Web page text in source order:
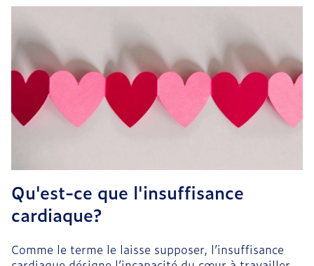
Qu'est-ce que l'insuffisance
cardiaque?
Comme le terme le laisse supposer, l’insuffisance